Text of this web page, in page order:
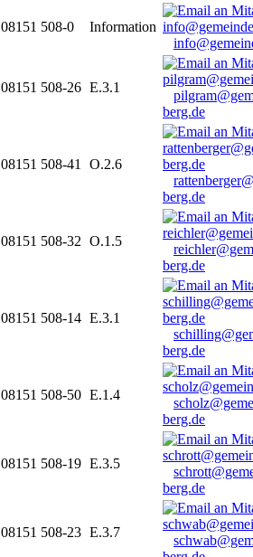
08151 508-0
Information
08151 508-26 E.3.1
berg.de
08151 508-41
O.2.6
berg.de
08151 508-32 O.1.5
berg.de
08151 508-14 E.3.1
berg.de
08151 508-50 E.1.4
berg.de
08151 508-19 E.3.5
berg.de
08151 508-23 E.3.7